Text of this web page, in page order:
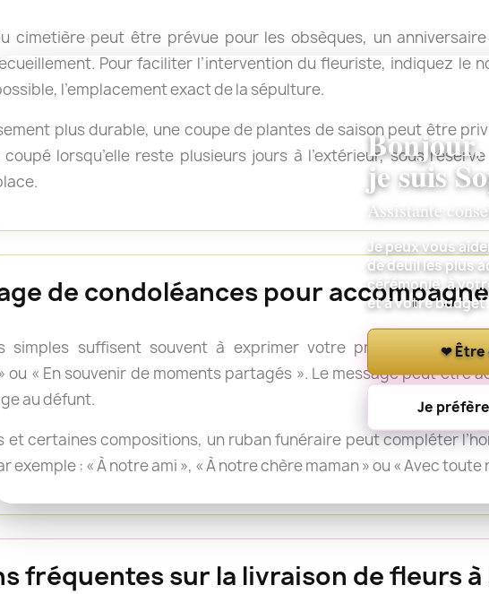
cimetière peut être prévue pour les obsèques, un
Pour faciliter l’intervention du fleuriste, indiquez le
l’emplacement exact de la sépulture.
plus durable, une coupe de plantes de saison peut être
coupé lorsqu’elle reste plusieurs jours à l’extérieur, sous
de condoléances pour
simples suffisent souvent à exprimer votre présence : «
ou « En souvenir de moments partagés ». Le message peut être
au défunt.
et certaines compositions, un ruban funéraire peut compléter
exemple : « À notre ami », « À notre chère maman » ou « Avec
fréquentes sur la livraison de fleurs à
Bonjour,
je suis
Assistante
Je peux vous
de deuil les plus
cérémonie, à
et à votre budget.
❤ Être
Je